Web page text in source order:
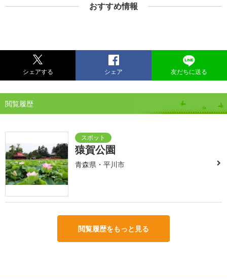
おすすめ情報
シェアする シェア 友だちに送る
閲覧履歴
猿賀公園
青森県・平川市
閲覧履歴をもっと見る